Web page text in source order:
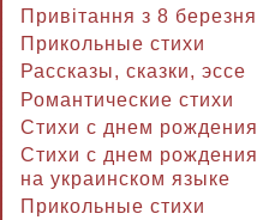
Привітання з 8 березня
Прикольные стихи
Рассказы, сказки, эссе
Романтические стихи
Стихи с днем рождения
Стихи с днем рождения
на украинском языке
Прикольные стихи